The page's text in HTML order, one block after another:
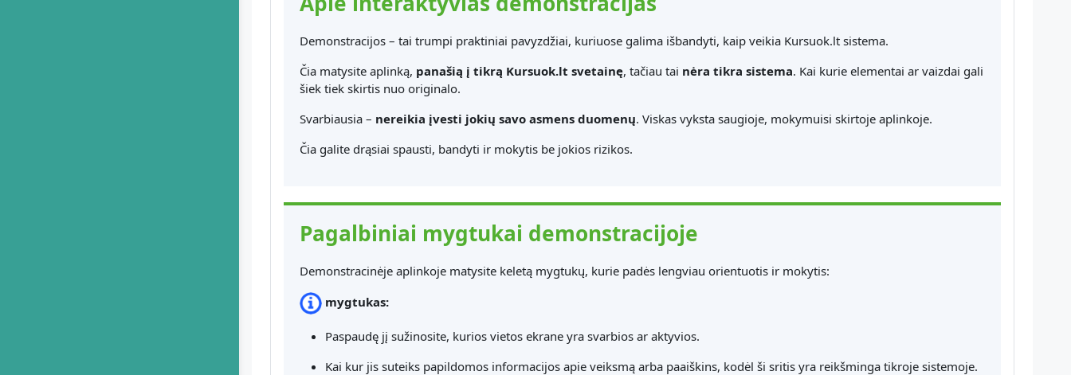
Demonstracijos – tai trumpi praktiniai pavyzdžiai, kuriuose galima išbandyti, kaip veikia Kursuok.lt sistema.
Čia matysite aplinką, panašią į tikrą Kursuok.lt svetainę, tačiau tai nėra tikra sistema. Kai kurie elementai ar vaizdai gali
šiek tiek skirtis nuo originalo.
Svarbiausia – nereikia įvesti jokių savo asmens duomenų. Viskas vyksta saugioje, mokymuisi skirtoje aplinkoje.
Čia galite drąsiai spausti, bandyti ir mokytis be jokios rizikos.
Pagalbiniai mygtukai demonstracijoje
Demonstracinėje aplinkoje matysite keletą mygtukų, kurie padės lengviau orientuotis ir mokytis:
mygtukas:
Paspaudę jį sužinosite, kurios vietos ekrane yra svarbios ar aktyvios.
Kai kur jis suteiks papildomos informacijos apie veiksmą arba paaiškins, kodėl ši sritis yra reikšminga tikroje sistemoje.